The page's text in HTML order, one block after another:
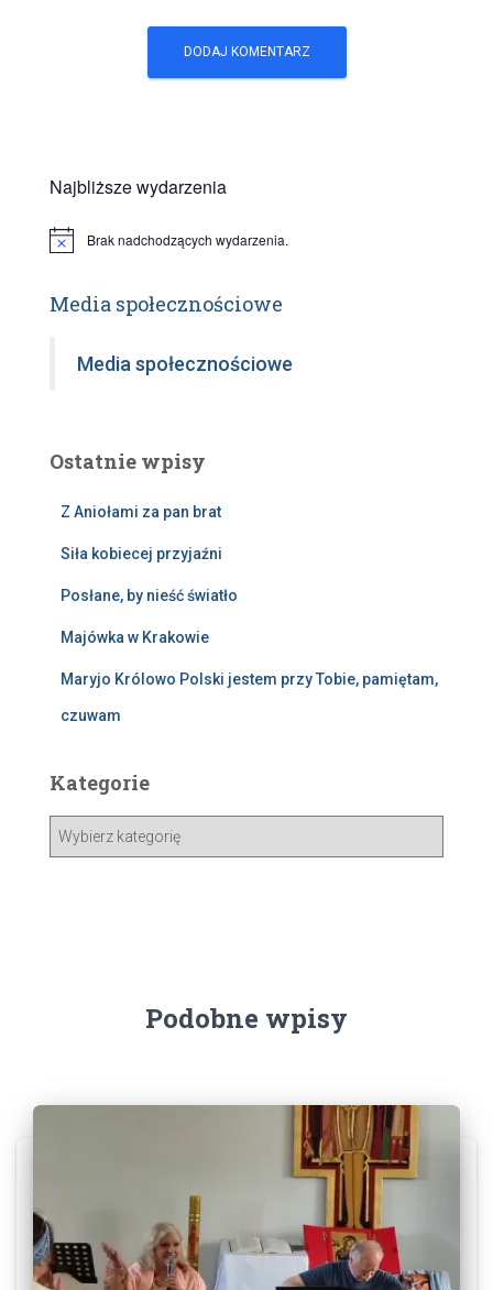
Najbliższe wydarzenia
i
a
e
Brak nadchodzących wydarzenia.
Media społecznościowe
Media społecznościowe
Ostatnie wpisy
Z Aniołami za pan brat
Siła kobiecej przyjaźni
Posłane, by nieść światło
Majówka w Krakowie
Maryjo Królowo Polski jestem przy Tobie, pamiętam,
czuwam
Kategorie
Podobne wpisy